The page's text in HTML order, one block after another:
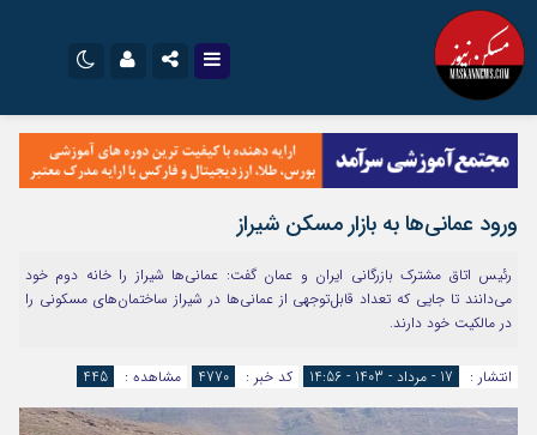
اینستاگرام
تلگرام
سروش
ایتا
آپارات
نام کاربری یا نشانی ایمیل
رمز عبور
مرا به خاطر بسپار
ورود عمانی‌ها به بازار مسکن شیراز
رئیس اتاق مشترک بازرگانی ایران و عمان گفت: عمانی‌ها شیراز را خانه دوم خود
می‌دانند تا جایی که تعداد قابل‌توجهی از عمانی‌ها در شیراز ساختمان‌های مسکونی را
در مالکیت خود دارند.
انتشار : 17 - مرداد - 1403 - 14:56 کد خبر : 4770 مشاهده : 445